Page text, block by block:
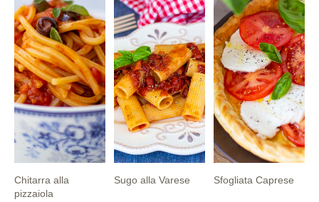
Chitarra alla
pizzaiola
Sugo alla Varese Sfogliata Caprese